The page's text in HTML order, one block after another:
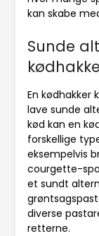
kan skabe
Sunde
En
lave sunde
kød kan en
forskellige
eksempelvis
courgette-
et sundt
diverse
retterne.